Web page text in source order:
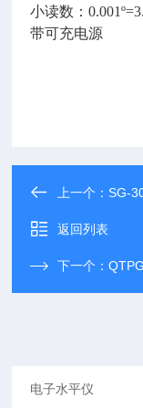
小读数：
带可充电源
上一个：SG-
返回列表
下一个：